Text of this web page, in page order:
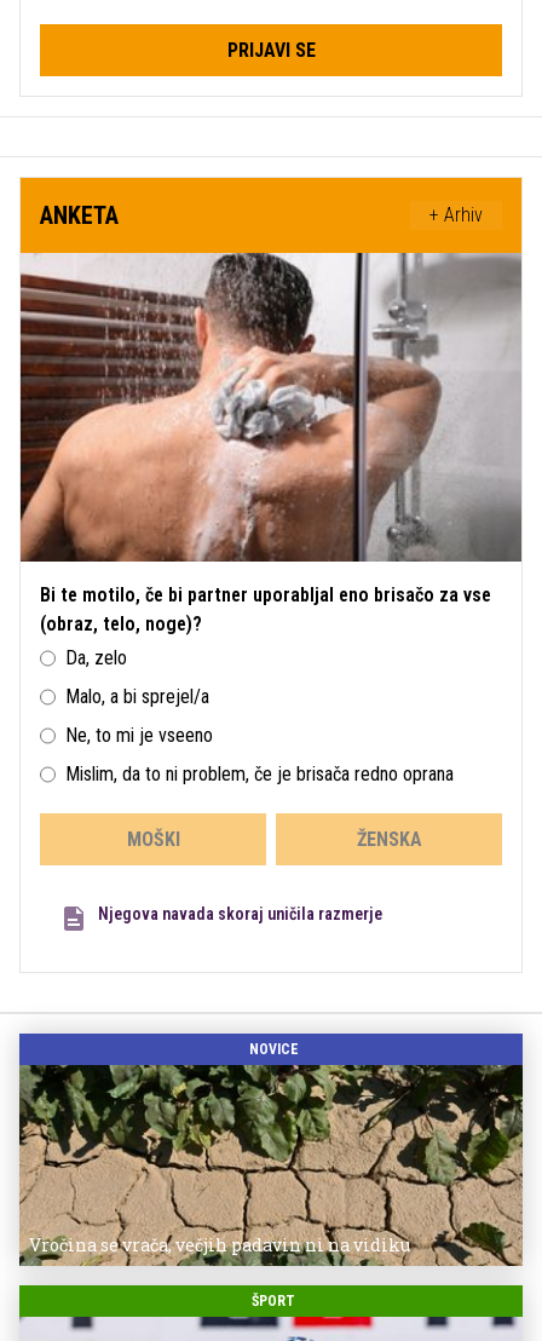
PRIJAVI SE
ANKETA + Arhiv
Bi te motilo, če bi partner uporabljal eno brisačo za vse
(obraz, telo, noge)?
Da, zelo
Malo, a bi sprejel/a
Ne, to mi je vseeno
Mislim, da to ni problem, če je brisača redno oprana
MOŠKI ŽENSKA
Njegova navada skoraj uničila razmerje
NOVICE
Vročina se vrača, večjih padavin ni na vidiku
ŠPORT